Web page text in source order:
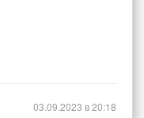
03.09.2023 в 20:18